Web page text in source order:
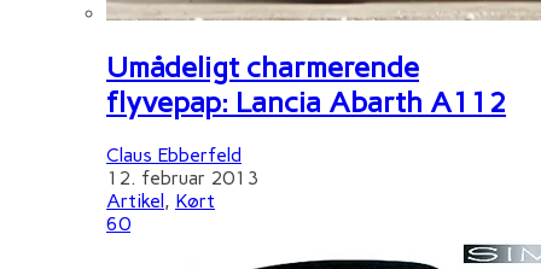
Umådeligt charmerende
flyvepap: Lancia Abarth A112
Claus Ebberfeld
12. februar 2013
Artikel, Kørt
60